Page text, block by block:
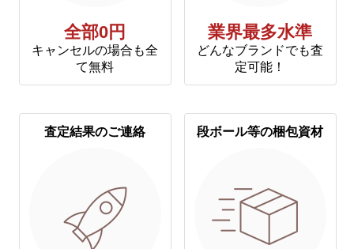
全部0円
キャンセルの場合も全
て無料
業界最多水準
どんなブランドでも査
定可能！
査定結果のご連絡 段ボール等の梱包資材